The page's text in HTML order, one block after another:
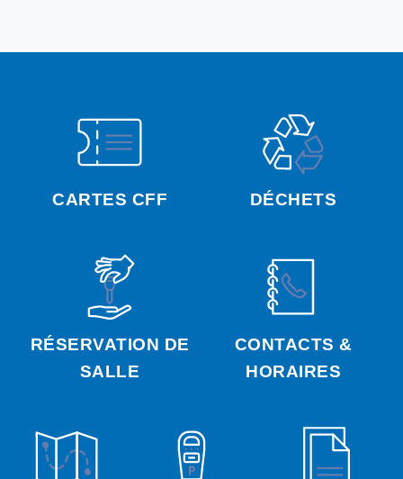
CARTES CFF DÉCHETS
RÉSERVATION DE
SALLE
CONTACTS &
HORAIRES